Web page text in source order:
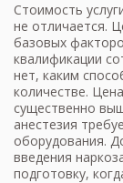
Стоимость
не отличается.
базовых
квалификации
нет, каким
количестве.
существенно
анестезия
оборудования.
введения
подготовку,